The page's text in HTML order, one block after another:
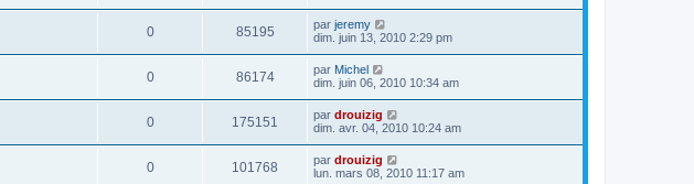
0 85195 par jeremy
dim. juin 13, 2010 2:29 pm
0 86174 par Michel
dim. juin 06, 2010 10:34 am
0 175151 par drouizig
dim. avr. 04, 2010 10:24 am
0 101768 par drouizig
lun. mars 08, 2010 11:17 am